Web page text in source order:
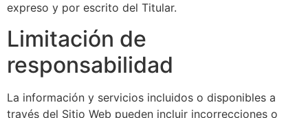
expreso y por escrito del Titular.
Limitación de
responsabilidad
La información y servicios incluidos o disponibles a
través del Sitio Web pueden incluir incorrecciones o